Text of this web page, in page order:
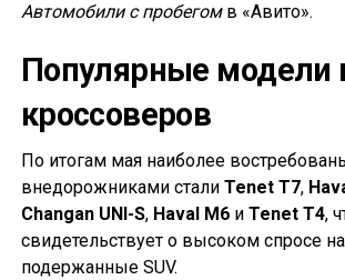
Автомобили с пробегомв «Авито».
Популярные модели
кроссоверов
По итогам мая наиболее
внедорожниками стали Tenet T7,
Changan UNI-S, Haval M6и Tenet T4,
свидетельствует о высоком спросе
подержанные SUV.